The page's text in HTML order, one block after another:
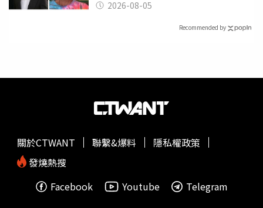
2026-08-05
Recommended by
關於CTWANT 聯繫&爆料
隱私權政策
發燒熱搜
Facebook
Youtube Telegram